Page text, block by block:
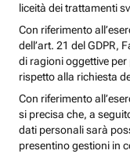
liceità dei trattamenti
Con riferimento
dell’art. 21 del GDPR,
di ragioni oggettive
rispetto alla richiesta
Con riferimento
si precisa che, a
dati personali sarà
presentino gestioni in